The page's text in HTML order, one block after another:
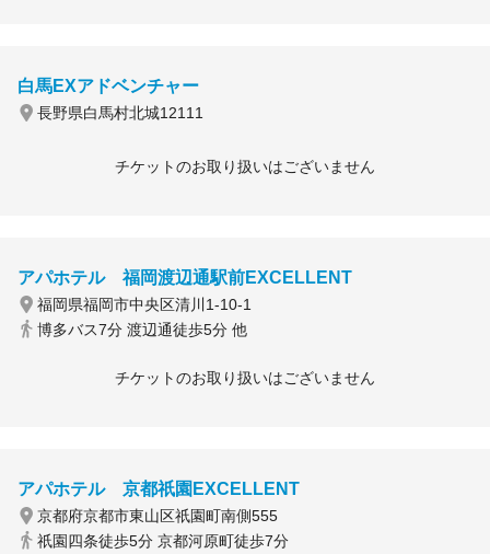
白馬EXアドベンチャー
長野県白馬村北城12111
チケットのお取り扱いはございません
アパホテル 福岡渡辺通駅前EXCELLENT
福岡県福岡市中央区清川1-10-1
博多バス7分 渡辺通徒歩5分 他
チケットのお取り扱いはございません
アパホテル 京都祇園EXCELLENT
京都府京都市東山区祇園町南側555
祇園四条徒歩5分 京都河原町徒歩7分